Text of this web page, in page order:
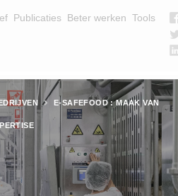
Publicaties Beter werken Tools
OPLEIDING
E-SAFEFOOD : MAAK VAN